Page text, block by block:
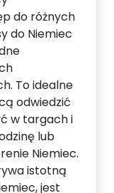
do różnych
do Niemiec
To idealne
odwiedzić
w targach i
lub
Niemiec.
istotną
jest